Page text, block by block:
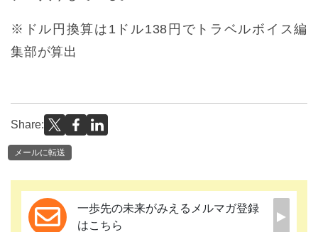
※ドル円換算は1ドル138円でトラベルボイス編
集部が算出
Share:
メールに転送
一歩先の未来がみえるメルマガ登録
はこちら